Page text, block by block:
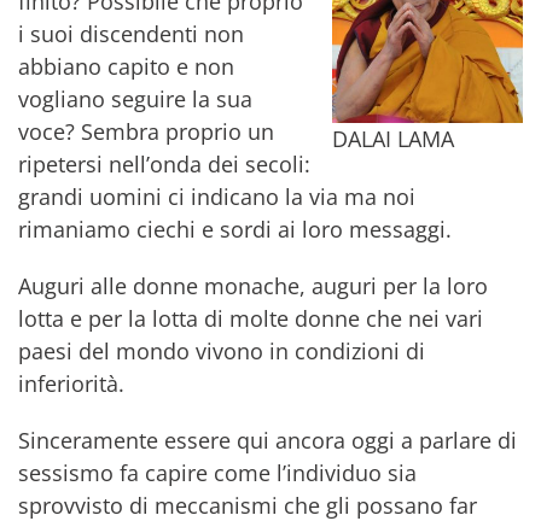
DALAI LAMA
i suoi discendenti non
abbiano capito e non
vogliano seguire la sua
voce? Sembra proprio un
ripetersi nell’onda dei secoli:
grandi uomini ci indicano la via ma noi
rimaniamo ciechi e sordi ai loro messaggi.
Auguri alle donne monache, auguri per la loro
lotta e per la lotta di molte donne che nei vari
paesi del mondo vivono in condizioni di
inferiorità.
Sinceramente essere qui ancora oggi a parlare di
sessismo fa capire come l’individuo sia
sprovvisto di meccanismi che gli possano far